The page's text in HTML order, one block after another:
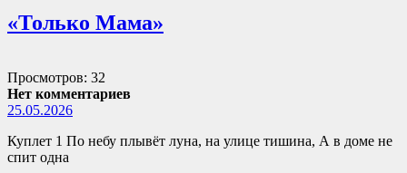
«Только Мама»
Просмотров: 32
Нет комментариев
25.05.2026
Куплет 1 По небу плывёт луна, на улице тишина, А в доме не
спит одна